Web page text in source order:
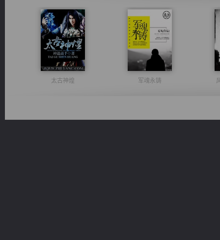
太古神煌 军魂永铸